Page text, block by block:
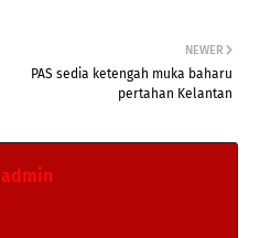
NEWER
PAS sedia ketengah muka baharu
pertahan Kelantan
admin